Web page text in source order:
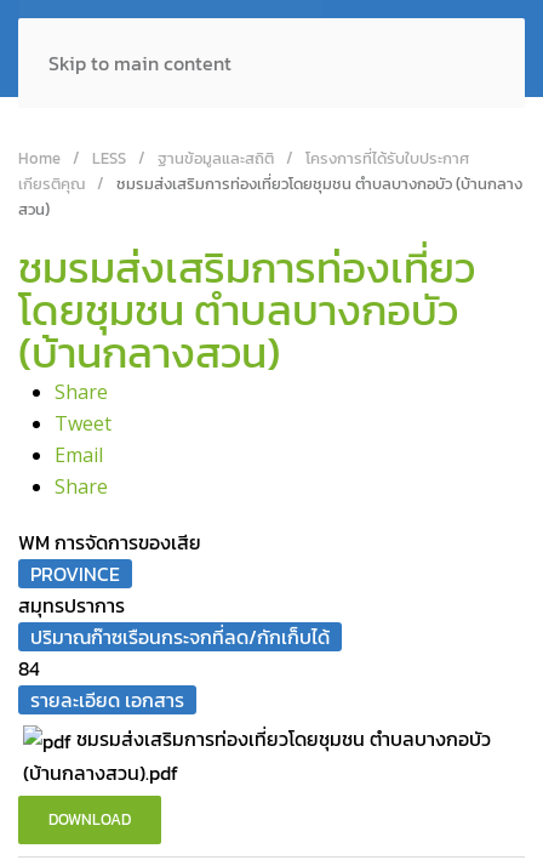
Skip to main content
Home LESS ฐานข้อมูลและสถิติ
โครงการที่ได้รับใบประกาศ
เกียรติคุณ
ชมรมส่งเสริมการท่องเที่ยวโดยชุมชน ตำบลบางกอบัว (บ้านกลาง
สวน)
ชมรมส่งเสริมการท่องเที่ยว
โดยชุมชน ตำบลบางกอบัว
(บ้านกลางสวน)
Share
Tweet
Email
Share
WM การจัดการของเสีย
PROVINCE
สมุทรปราการ
ปริมาณก๊าซเรือนกระจกที่ลด/กักเก็บได้
84
รายละเอียด เอกสาร
ชมรมส่งเสริมการท่องเที่ยวโดยชุมชน ตำบลบางกอบัว
(บ้านกลางสวน).pdf
DOWNLOAD